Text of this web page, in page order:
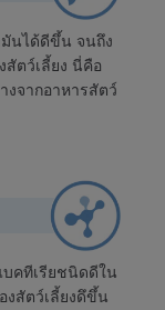
มันได้ดีขึ้น จนถึง
ตว์เลี้ยง นี่คือ
จากอาหารสัตว์
บคทีเรียชนิดดีใน
งสัตว์เลี้ยงดึขึ้น